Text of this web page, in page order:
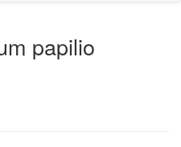
papilio